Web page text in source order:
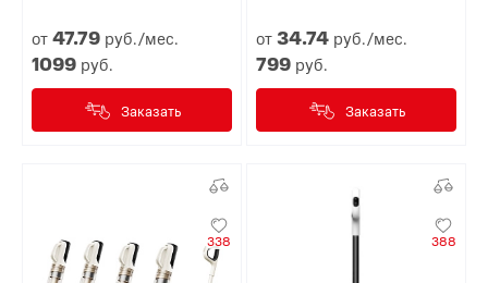
от47.79 руб./мес.
1099 руб.
Заказать
от34.74 руб./мес.
799 руб.
Заказать
338 388